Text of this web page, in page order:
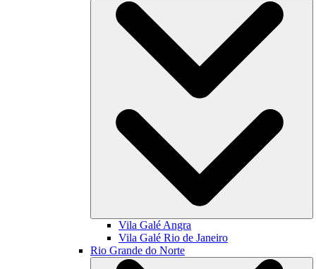
Vila Galé Angra
Vila Galé Rio de Janeiro
Rio Grande do Norte